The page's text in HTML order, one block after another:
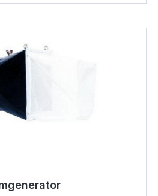
im Economy-Modus
ein DMX-Universum
Bars ...). In Verbindung mit
die Software sehr
alles, was Sie für die